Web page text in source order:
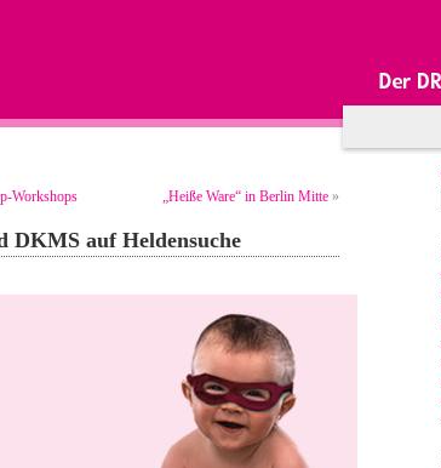
Workshops „Heiße Ware“ in Berlin Mitte »
auf Heldensuche